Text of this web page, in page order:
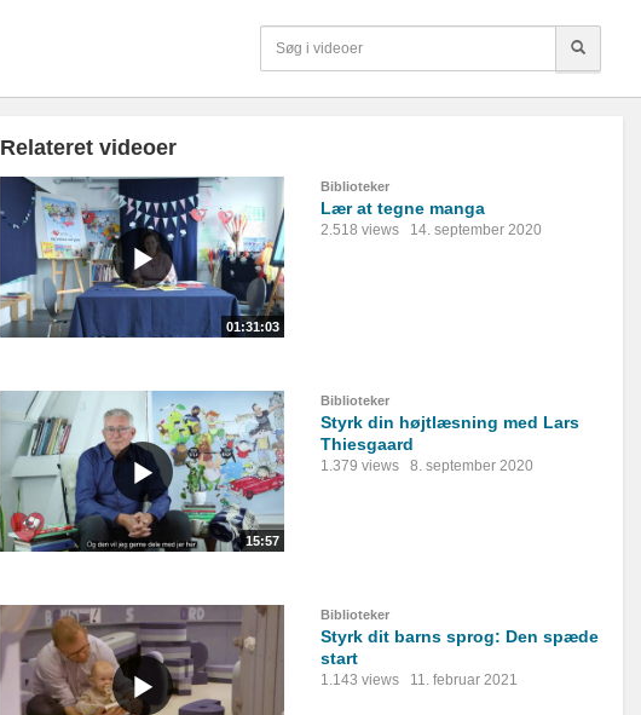
Relateret videoer
01:31:03
Biblioteker
Lær at tegne manga
2.518 views 14. september 2020
15:57
Biblioteker
Styrk din højtlæsning med Lars
Thiesgaard
1.379 views 8. september 2020
Biblioteker
Styrk dit barns sprog: Den spæde
start
1.143 views 11. februar 2021